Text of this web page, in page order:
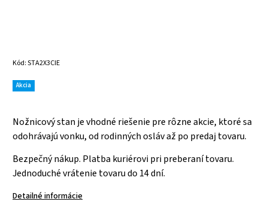
Kód:STA2X3CIE
Akcia
Nožnicový stan je vhodné riešenie pre rôzne akcie, ktoré sa
odohrávajú vonku, od rodinných osláv až po predaj tovaru.
Bezpečný nákup. Platba kuriérovi pri preberaní tovaru.
Jednoduché vrátenie tovaru do 14 dní.
Detailné informácie